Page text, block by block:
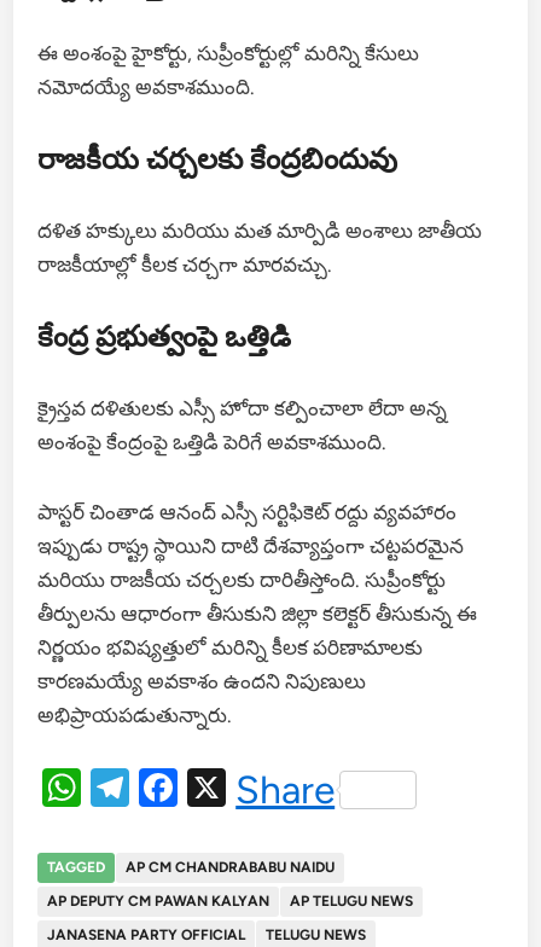
ఈ అంశంపై హైకోర్టు, సుప్రీంకోర్టుల్లో మరిన్ని కేసులు
నమోదయ్యే అవకాశముంది.
రాజకీయ చర్చలకు కేంద్రబిందువు
దళిత హక్కులు మరియు మత మార్పిడి అంశాలు జాతీయ
రాజకీయాల్లో కీలక చర్చగా మారవచ్చు.
కేంద్ర ప్రభుత్వంపై ఒత్తిడి
క్రైస్తవ దళితులకు ఎస్సీ హోదా కల్పించాలా లేదా అన్న
అంశంపై కేంద్రంపై ఒత్తిడి పెరిగే అవకాశముంది.
పాస్టర్ చింతాడ ఆనంద్ ఎస్సీ సర్టిఫికెట్ రద్దు వ్యవహారం
ఇప్పుడు రాష్ట్ర స్థాయిని దాటి దేశవ్యాప్తంగా చట్టపరమైన
మరియు రాజకీయ చర్చలకు దారితీస్తోంది. సుప్రీంకోర్టు
తీర్పులను ఆధారంగా తీసుకుని జిల్లా కలెక్టర్ తీసుకున్న ఈ
నిర్ణయం భవిష్యత్తులో మరిన్ని కీలక పరిణామాలకు
కారణమయ్యే అవకాశం ఉందని నిపుణులు
అభిప్రాయపడుతున్నారు.
WhatsApp
Telegram
Facebook
X
Share
TAGGED
AP CM CHANDRABABU NAIDU
AP DEPUTY CM PAWAN KALYAN
AP TELUGU NEWS
JANASENA PARTY OFFICIAL
TELUGU NEWS